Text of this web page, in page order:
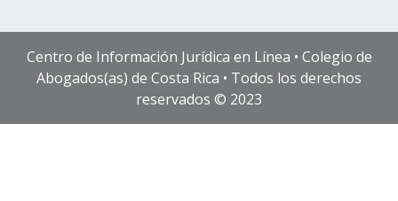
Centro de Información Jurídica en Línea • Colegio de
Abogados(as) de Costa Rica • Todos los derechos
reservados © 2023